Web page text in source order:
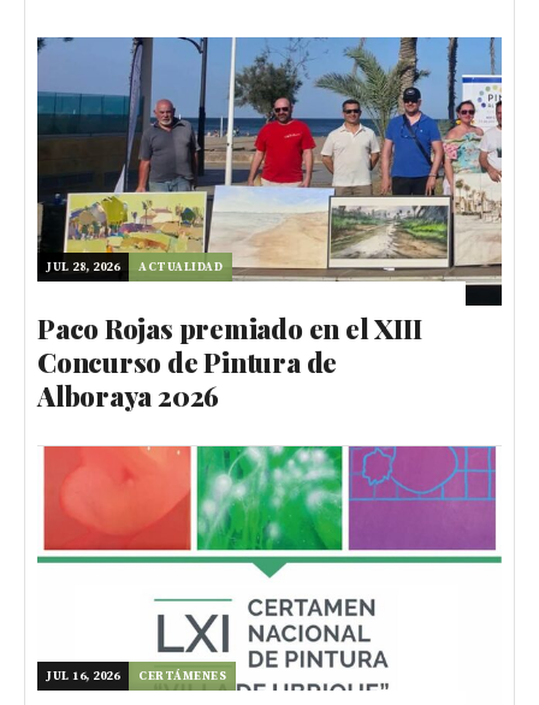
JUL 28, 2026 ACTUALIDAD
Paco Rojas premiado en el XIII
Concurso de Pintura de
Alboraya 2026
JUL 16, 2026 CERTÁMENES